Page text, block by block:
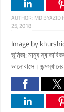
AUTHOR:MD BYAZID
25, 2018
Image by
ভূমিকা: মানুষ
ভালোবাসে।